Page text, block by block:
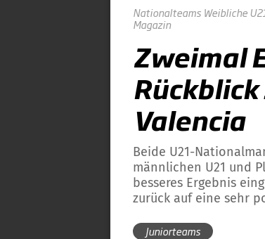
Nationalteams Weibliche
Magazin
Zweimal
Rückblick
Valencia
Beide U21-
männlichen U21 und
besseres Ergebnis
zurück auf eine sehr
Juniorteams